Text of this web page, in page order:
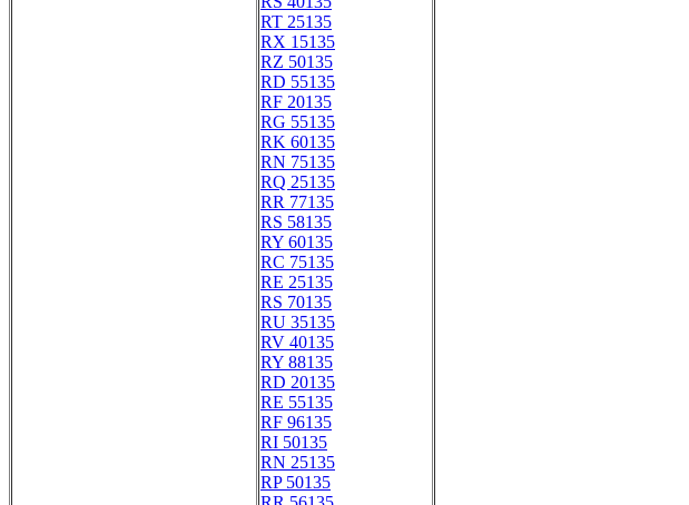
RT 25135
RX 15135
RZ 50135
RD 55135
RF 20135
RG 55135
RK 60135
RN 75135
RQ 25135
RR 77135
RS 58135
RY 60135
RC 75135
RE 25135
RS 70135
RU 35135
RV 40135
RY 88135
RD 20135
RE 55135
RF 96135
RI 50135
RN 25135
RP 50135